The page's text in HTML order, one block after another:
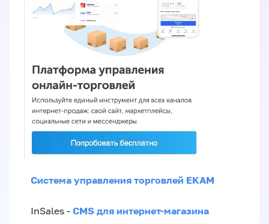
Система управления торговлей EKAM
InSales - CMS для интернет-магазина